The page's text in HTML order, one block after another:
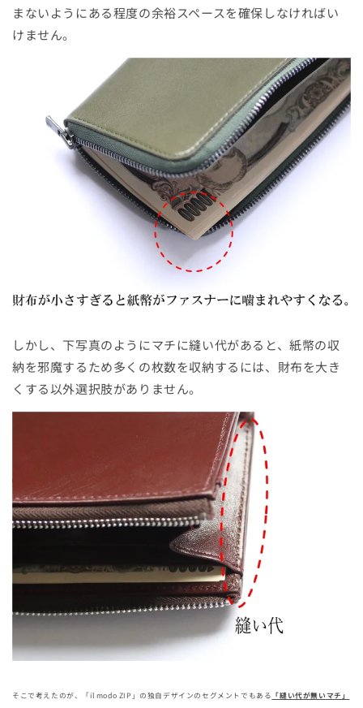
まないようにある程度の余裕スペースを確保しなければい
けません。
しかし、下写真のようにマチに縫い代があると、紙幣の収
納を邪魔するため多くの枚数を収納するには、財布を大き
くする以外選択肢がありません。
そこで考えたのが、「il modo ZIP」の独自デザインのセグメントでもある 「縫い代が無いマチ」